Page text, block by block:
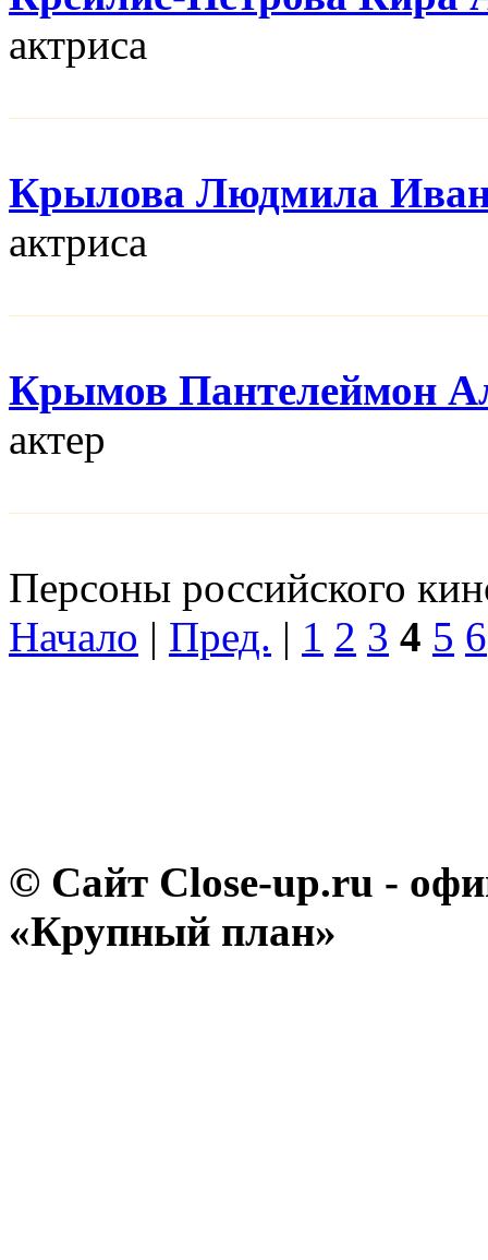
актриса
Крылова Людмила
актриса
Крымов Пантелеймон
актер
Персоны российского
Начало | Пред. | 1 2 3 4 5 6
© Сайт Close-up.ru -
«Крупный план»